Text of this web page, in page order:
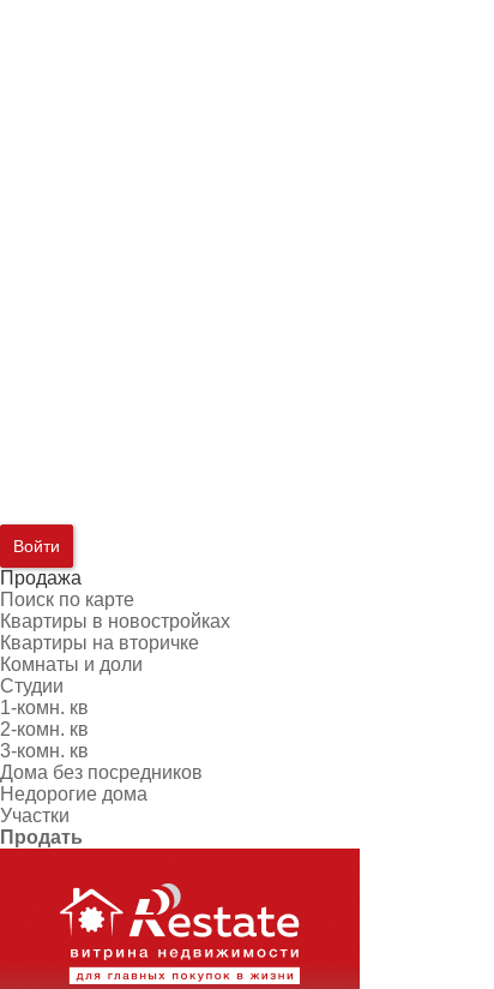
Войти
Продажа
Поиск по карте
Квартиры в новостройках
Квартиры на вторичке
Комнаты и доли
Студии
1-комн. кв
2-комн. кв
3-комн. кв
Дома без посредников
Недорогие дома
Участки
Продать